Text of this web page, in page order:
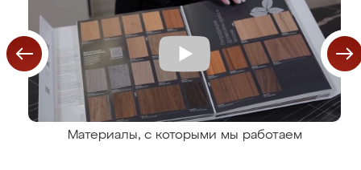
Материалы, с которыми мы работаем